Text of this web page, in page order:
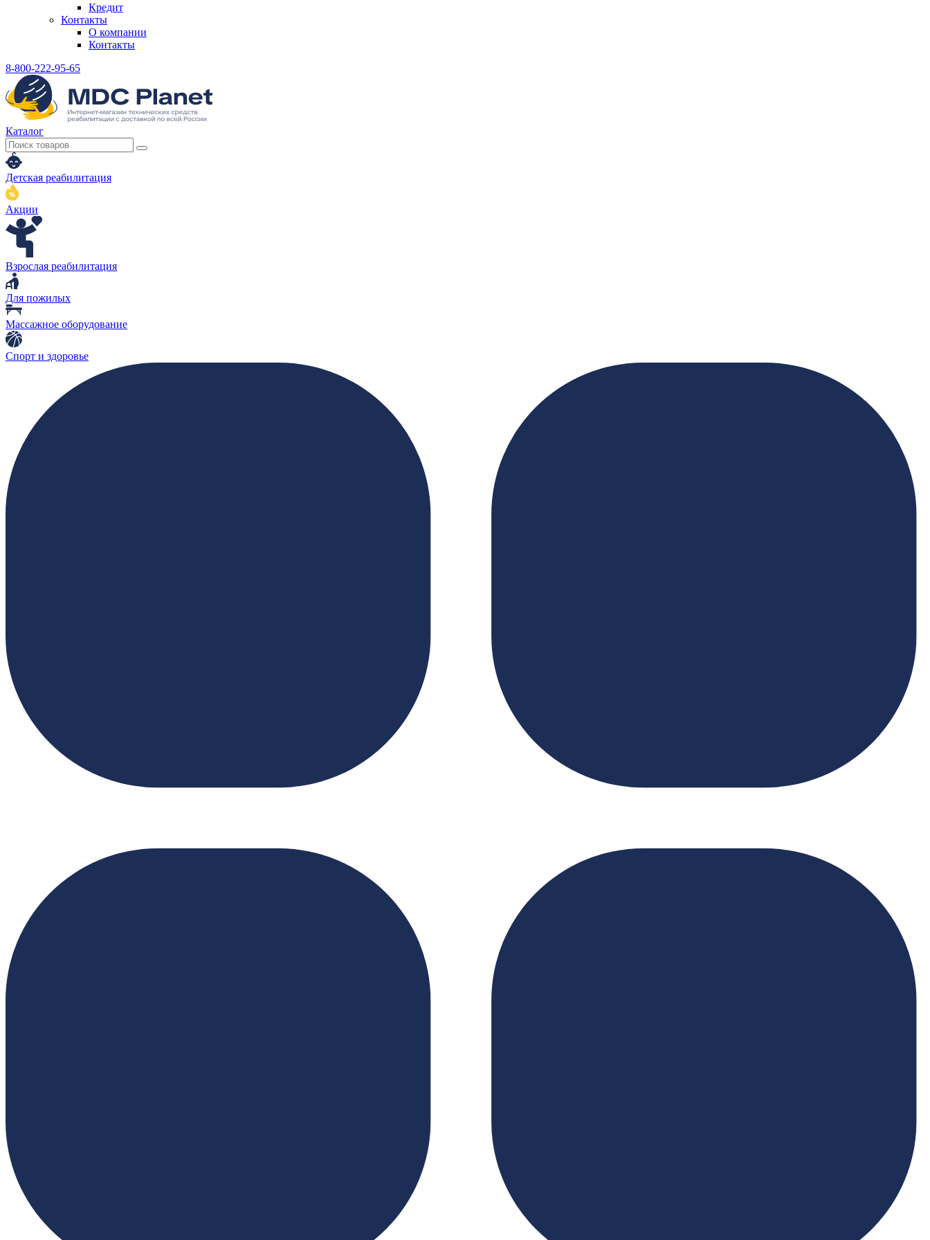
Кредит
Контакты
О компании
Контакты
8-800-222-95-65
Каталог
Детская реабилитация
Акции
Взрослая реабилитация
Для пожилых
Массажное оборудование
Спорт и здоровье